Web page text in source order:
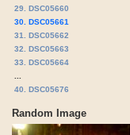
29. DSC05660
30. DSC05661
31. DSC05662
32. DSC05663
33. DSC05664
40. DSC05676
Random Image